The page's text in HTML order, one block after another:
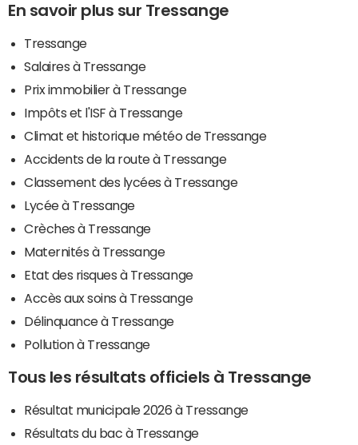
En savoir plus sur Tressange
Tressange
Salaires à Tressange
Prix immobilier à Tressange
Impôts et l'ISF à Tressange
Climat et historique météo de Tressange
Accidents de la route à Tressange
Classement des lycées à Tressange
Lycée à Tressange
Crèches à Tressange
Maternités à Tressange
Etat des risques à Tressange
Accès aux soins à Tressange
Délinquance à Tressange
Pollution à Tressange
Tous les résultats officiels à Tressange
Résultat municipale 2026 à Tressange
Résultats du bac à Tressange